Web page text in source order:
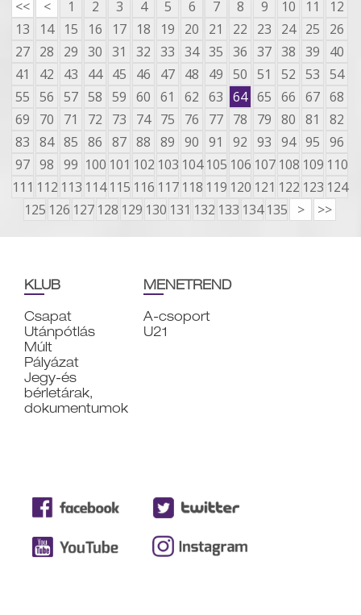
<< < 1 2 3 4 5 6 7 8 9 10 11
12
13
14 15 16 17 18 19 20 21 22 23 24 25
26
27 28 29 30 31 32 33 34 35 36 37 38 39
40
41
42 43 44 45 46 47 48 49 50 51 52 53 54
55 56 57 58 59 60 61 62 63 64 65 66 67 68
69
70 71 72 73 74 75 76 77 78 79 80 81
82
83 84 85 86 87 88 89 90 91 92 93 94 95 96
97 98 99 100 101 102 103 104 105 106 107 108 109 110
111 112 113 114 115 116 117 118 119 120 121 122 123 124
125 126 127 128 129 130 131 132 133 134 135 > >>
KLUB
Csapat
Utánpótlás
Múlt
Pályázat
Jegy-és
bérletárak,
dokumentumok
MENETREND
A-csoport
U21